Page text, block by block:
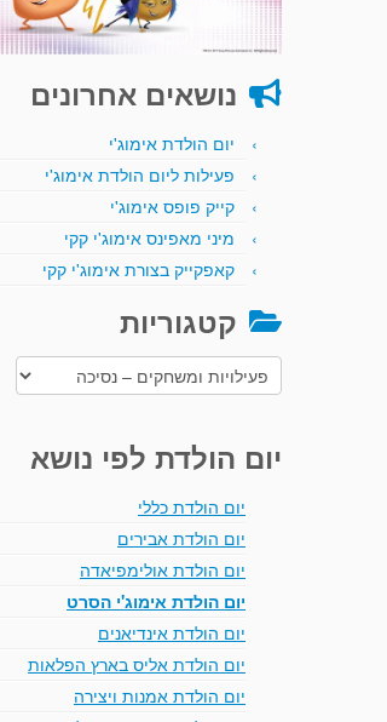
נושאים אחרונים
יום הולדת אימוג'י
פעילות ליום הולדת אימוג'י
קייק פופס אימוג'י
מיני מאפינס אימוג'י קקי
קאפקייק בצורת אימוג'י קקי
קטגוריות
קטגוריות
יום הולדת לפי נושא
יום הולדת כללי
יום הולדת אבירים
יום הולדת אולימפיאדה
יום הולדת אימוג'י הסרט
יום הולדת אינדיאנים
יום הולדת אליס בארץ הפלאות
יום הולדת אמנות ויצירה